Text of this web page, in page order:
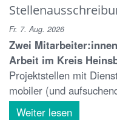
Fr. 7. Aug. 2026
Zwei
Arbeit im Kreis
Projektstellen mit
mobiler (und
Weiter lesen